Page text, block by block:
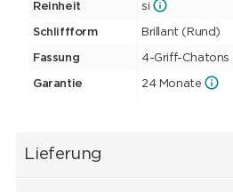
Reinheit si
Schliffform Brillant (Rund)
Fassung 4-Griff-Chatons
Garantie 24 Monate
Lieferung